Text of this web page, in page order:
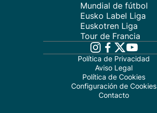
Mundial de fútbol
Eusko Label Liga
Euskotren Liga
Tour de Francia
Política de Privacidad
Aviso Legal
Política de Cookies
Configuración de Cookies
Contacto